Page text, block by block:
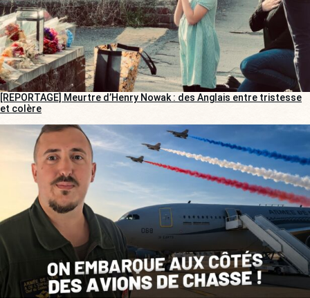
[REPORTAGE] Meurtre d’Henry Nowak : des Anglais entre tristesse
et colère